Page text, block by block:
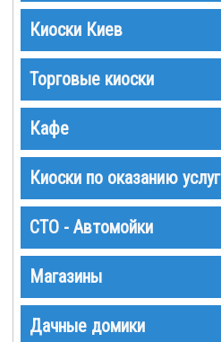
Киоски Киев
Торговые киоски
Кафе
Киоски по оказанию услуг
СТО - Автомойки
Магазины
Дачные домики